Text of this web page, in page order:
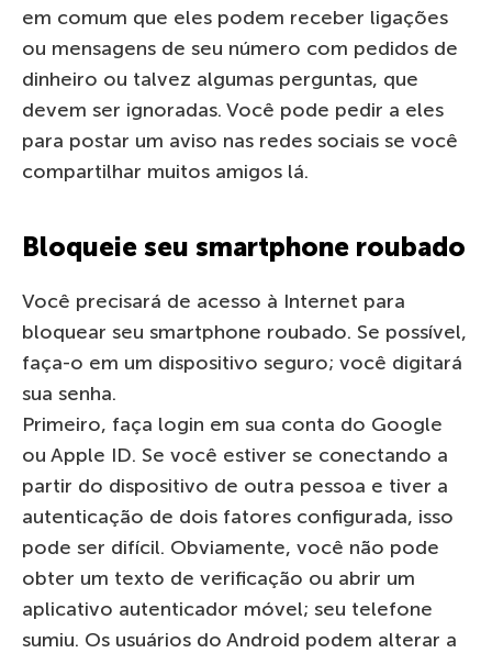
em comum que eles podem receber ligações
ou mensagens de seu número com pedidos de
dinheiro ou talvez algumas perguntas, que
devem ser ignoradas. Você pode pedir a eles
para postar um aviso nas redes sociais se você
compartilhar muitos amigos lá.
Bloqueie seu smartphone roubado
Você precisará de acesso à Internet para
bloquear seu smartphone roubado. Se possível,
faça-o em um dispositivo seguro; você digitará
sua senha.
Primeiro, faça login em sua conta do Google
ou Apple ID. Se você estiver se conectando a
partir do dispositivo de outra pessoa e tiver a
autenticação de dois fatores configurada, isso
pode ser difícil. Obviamente, você não pode
obter um texto de verificação ou abrir um
aplicativo autenticador móvel; seu telefone
sumiu. Os usuários do Android podem alterar a